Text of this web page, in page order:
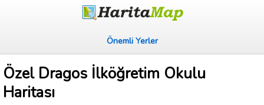
Önemli Yerler
Özel Dragos İlköğretim Okulu
Haritası